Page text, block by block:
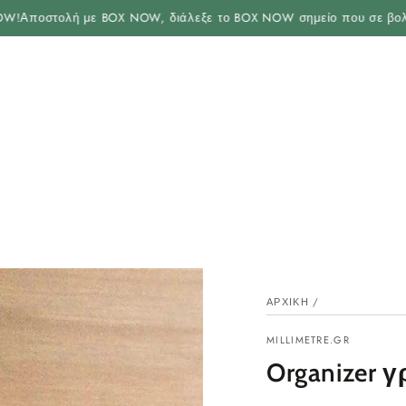
με BOX NOW, διάλεξε το BOX NOW σημείο που σε βολεύει
ΑΡΧΙΚΉ /
MILLIMETRE.GR
Organizer